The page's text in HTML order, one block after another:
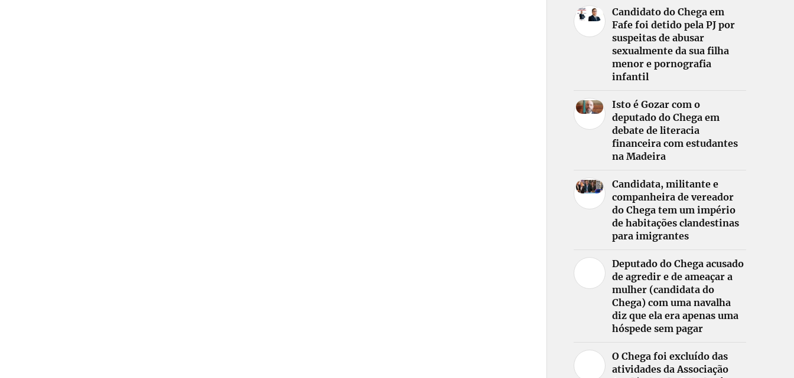
Candidato do Chega em
Fafe foi detido pela PJ por
suspeitas de abusar
sexualmente da sua filha
menor e pornografia
infantil
Isto é Gozar com o
deputado do Chega em
debate de literacia
financeira com estudantes
na Madeira
Candidata, militante e
companheira de vereador
do Chega tem um império
de habitações clandestinas
para imigrantes
Deputado do Chega acusado
de agredir e de ameaçar a
mulher (candidata do
Chega) com uma navalha
diz que ela era apenas uma
hóspede sem pagar
O Chega foi excluído das
atividades da Associação